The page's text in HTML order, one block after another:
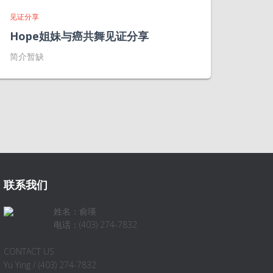
见证分享
Hope姐妹与癌共舞见证分享
简介暂缺
联系我们
姓名：俞瑛
电话：(403) 274-7832
CONTACT US
Yu Ying / (403) 274-7832